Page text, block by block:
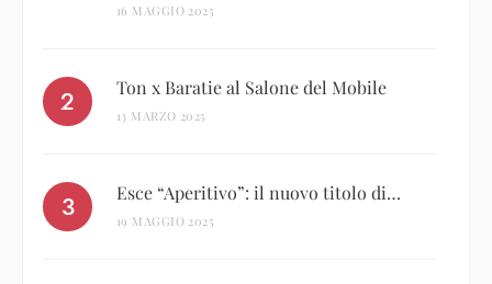
16 MAGGIO 2025
Ton x Baratie al Salone del Mobile
13 MARZO 2025
Esce “Aperitivo”: il nuovo titolo di…
19 MAGGIO 2025